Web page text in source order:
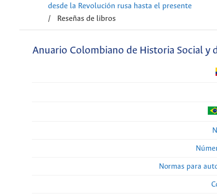
desde la Revolución rusa hasta el presente
/
Reseñas de libros
Anuario Colombiano de Historia Social y
Normas para